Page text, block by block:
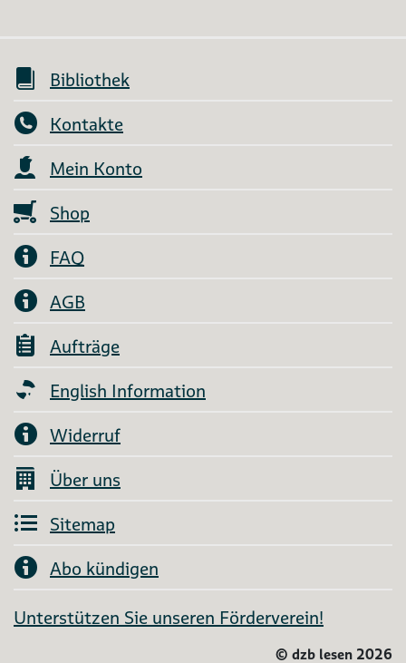
Bibliothek
Kontakte
Mein Konto
Shop
FAQ
AGB
Aufträge
English Information
Widerruf
Über uns
Sitemap
Abo kündigen
Unterstützen Sie unseren Förderverein!
© dzb lesen 2026